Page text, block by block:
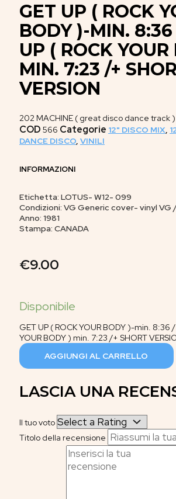
GET UP ( ROCK
BODY )-MIN.
UP ( ROCK YOUR
MIN. 7:23 /+
VERSION
202 MACHINE ( great disco dance track )
COD 566 Categorie 12" DISCO MIX,
DANCE DISCO, VINILI
INFORMAZIONI
Etichetta: LOTUS- W12- 099
Condizioni: VG Generic cover- vinyl VG
Anno: 1981
Stampa: CANADA
€9.00
GET UP ( ROCK YOUR BODY )-min. 8:36
YOUR BODY ) min. 7:23 /+ SHORT
AGGIUNGI AL CARRELLO
LASCIA UNA
Il tuo voto
Titolo della recensione